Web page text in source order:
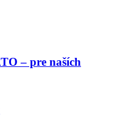
€
– pre naších